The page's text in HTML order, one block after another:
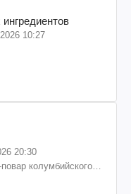
10:27
20:30
колумбийского